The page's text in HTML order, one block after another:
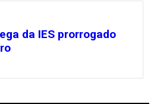
da IES prorrogado